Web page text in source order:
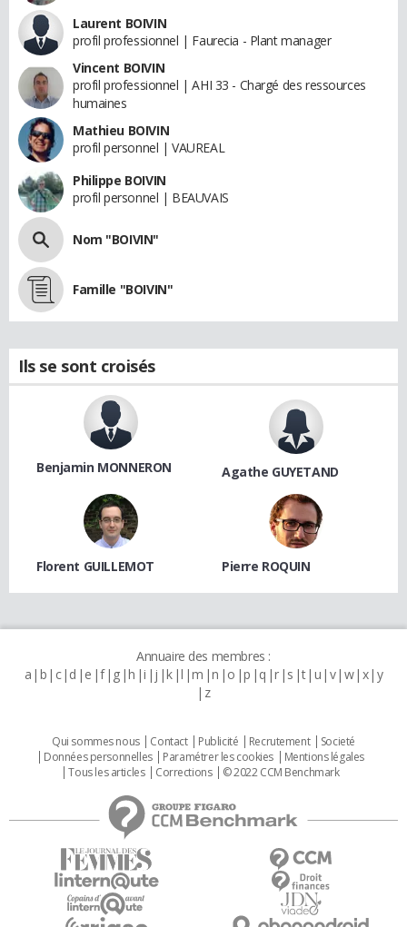
Laurent BOIVIN
profil professionnel | Faurecia - Plant manager
Vincent BOIVIN
profil professionnel | AHI 33 - Chargé des ressources
humaines
Mathieu BOIVIN
profil personnel | VAUREAL
Philippe BOIVIN
profil personnel | BEAUVAIS
Nom "BOIVIN"
Famille "BOIVIN"
Ils se sont croisés
Benjamin MONNERON Agathe GUYETAND
Florent GUILLEMOT Pierre ROQUIN
Annuaire des membres :
a b c d e f g h i j k l m n o p q r s t u v w x y
z
Qui sommes nous Contact Publicité Recrutement
Societé
Données personnelles
Paramétrer les cookies
Mentions légales
Tous les articles
Corrections © 2022 CCM Benchmark